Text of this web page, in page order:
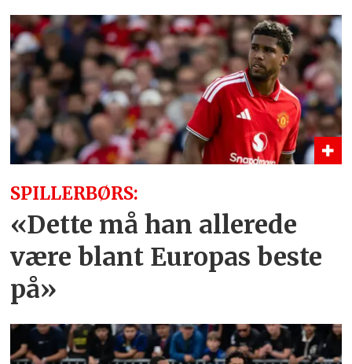
SPILLERBØRS:
«Dette må han allerede
være blant Europas beste
på»